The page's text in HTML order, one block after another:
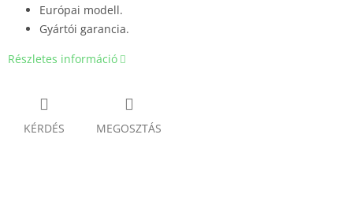
Európai modell.
Gyártói garancia.
Részletes információ
KÉRDÉS MEGOSZTÁS